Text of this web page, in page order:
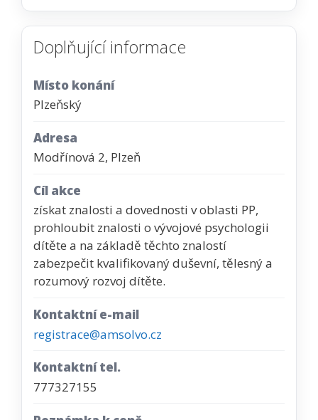
Doplňující informace
Místo konání
Plzeňský
Adresa
Modřínová 2, Plzeň
Cíl akce
získat znalosti a dovednosti v oblasti PP,
prohloubit znalosti o vývojové psychologii
dítěte a na základě těchto znalostí
zabezpečit kvalifikovaný duševní, tělesný a
rozumový rozvoj dítěte.
Kontaktní e-mail
registrace@amsolvo.cz
Kontaktní tel.
777327155